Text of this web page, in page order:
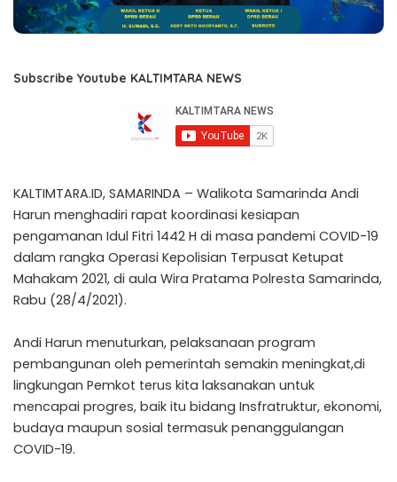
Subscribe Youtube KALTIMTARA NEWS
KALTIMTARA.ID, SAMARINDA – Walikota Samarinda Andi
Harun menghadiri rapat koordinasi kesiapan
pengamanan Idul Fitri 1442 H di masa pandemi COVID-19
dalam rangka Operasi Kepolisian Terpusat Ketupat
Mahakam 2021, di aula Wira Pratama Polresta Samarinda,
Rabu (28/4/2021).
Andi Harun menuturkan, pelaksanaan program
pembangunan oleh pemerintah semakin meningkat,di
lingkungan Pemkot terus kita laksanakan untuk
mencapai progres, baik itu bidang Insfratruktur, ekonomi,
budaya maupun sosial termasuk penanggulangan
COVID-19.